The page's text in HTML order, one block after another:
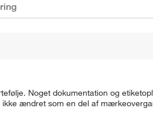
Noget dokumentation og
ændret som en del af